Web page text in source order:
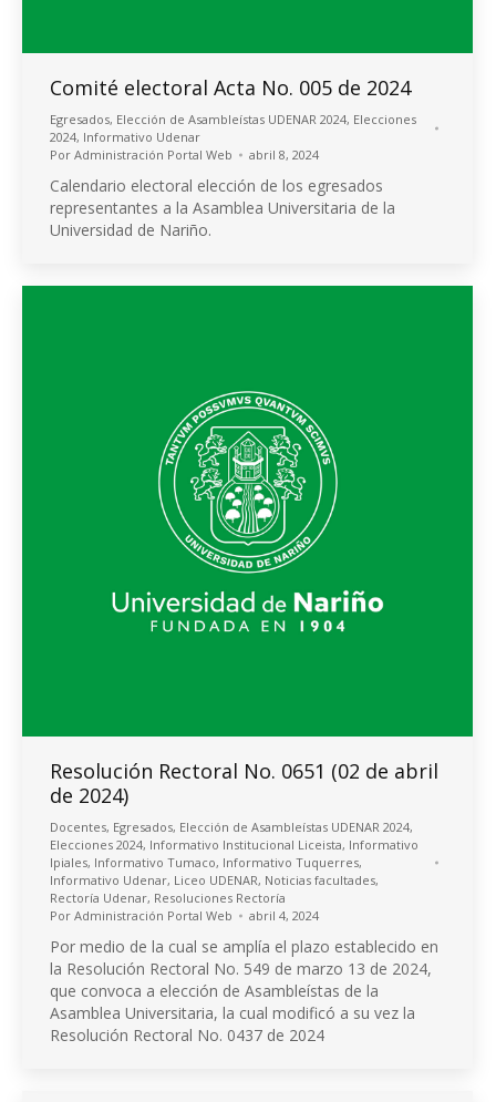
Comité electoral Acta No. 005 de 2024
Egresados, Elección de Asambleístas UDENAR 2024, Elecciones
2024, Informativo Udenar
Por Administración Portal Web abril 8, 2024
Calendario electoral elección de los egresados
representantes a la Asamblea Universitaria de la
Universidad de Nariño.
Resolución Rectoral No. 0651 (02 de abril
de 2024)
Docentes, Egresados, Elección de Asambleístas UDENAR 2024,
Elecciones 2024, Informativo Institucional Liceista, Informativo
Ipiales, Informativo Tumaco, Informativo Tuquerres,
Informativo Udenar, Liceo UDENAR, Noticias facultades,
Rectoría Udenar, Resoluciones Rectoría
Por Administración Portal Web abril 4, 2024
Por medio de la cual se amplía el plazo establecido en
la Resolución Rectoral No. 549 de marzo 13 de 2024,
que convoca a elección de Asambleístas de la
Asamblea Universitaria, la cual modificó a su vez la
Resolución Rectoral No. 0437 de 2024